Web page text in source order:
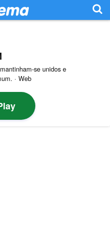
se unidos e
· Web